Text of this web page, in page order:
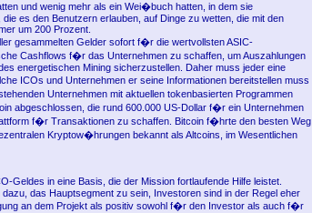
und wenig mehr als ein Wei�buch hatten, in dem sie
es den Benutzern erlauben, auf Dinge zu wetten, die mit den
um 200 Prozent.
gesammelten Gelder sofort f�r die wertvollsten ASIC-
Cashflows f�r das Unternehmen zu schaffen, um Auszahlungen
energetischen Mining sicherzustellen. Daher muss jeder eine
ICOs und Unternehmen er seine Informationen bereitstellen muss
Unternehmen mit aktuellen tokenbasierten Programmen
abgeschlossen, die rund 600.000 US-Dollar f�r ein Unternehmen
f�r Transaktionen zu schaffen. Bitcoin f�hrte den besten Weg
Kryptow�hrungen bekannt als Altcoins, im Wesentlichen
Geldes in eine Basis, die der Mission fortlaufende Hilfe leistet.
das Hauptsegment zu sein, Investoren sind in der Regel eher
an dem Projekt als positiv sowohl f�r den Investor als auch f�r